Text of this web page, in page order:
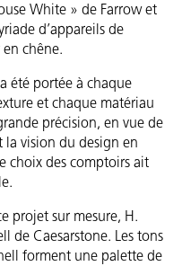
White » de Farrow et
d’appareils de
chêne.
été portée à chaque
et chaque matériau
précision, en vue de
vision du design en
choix des comptoirs ait
projet sur mesure, H.
de Caesarstone. Les tons
forment une palette de